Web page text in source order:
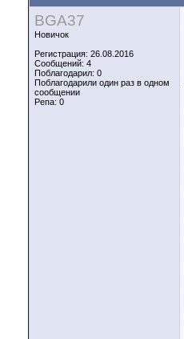
BGA37
Новичок
Регистрация: 26.08.2016
Сообщений: 4
Поблагодарил: 0
Поблагодарили один раз в одном
сообщении
Репа: 0